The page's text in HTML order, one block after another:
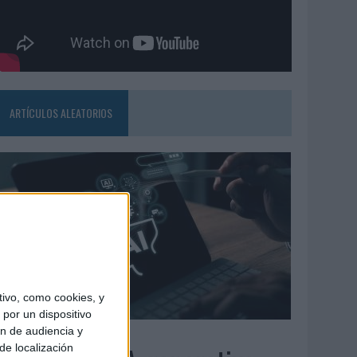
como cookies, y
un dispositivo
de audiencia y
localización
ARTÍCULOS ALEATORIOS
08/2026